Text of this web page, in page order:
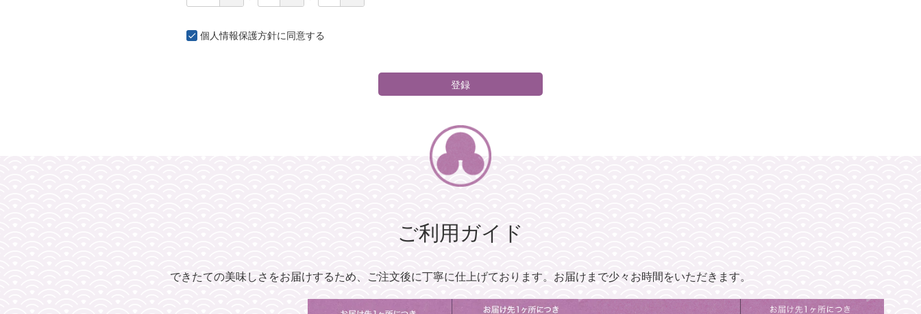
個人情報保護方針に同意する
登録
ご利用ガイド
できたての美味しさをお届けするため、 ご注文後に丁寧に仕上げております。 お届けまで少々お時間をいただきます。